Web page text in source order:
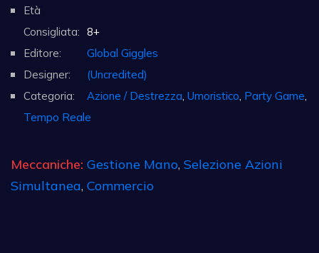
Età
Consigliata: 8+
Editore:
Global Giggles
Designer:
(Uncredited)
Categoria:
Azione / Destrezza Umoristico Party Game
Tempo Reale
Meccaniche: Gestione Mano, Selezione Azioni
Simultanea, Commercio